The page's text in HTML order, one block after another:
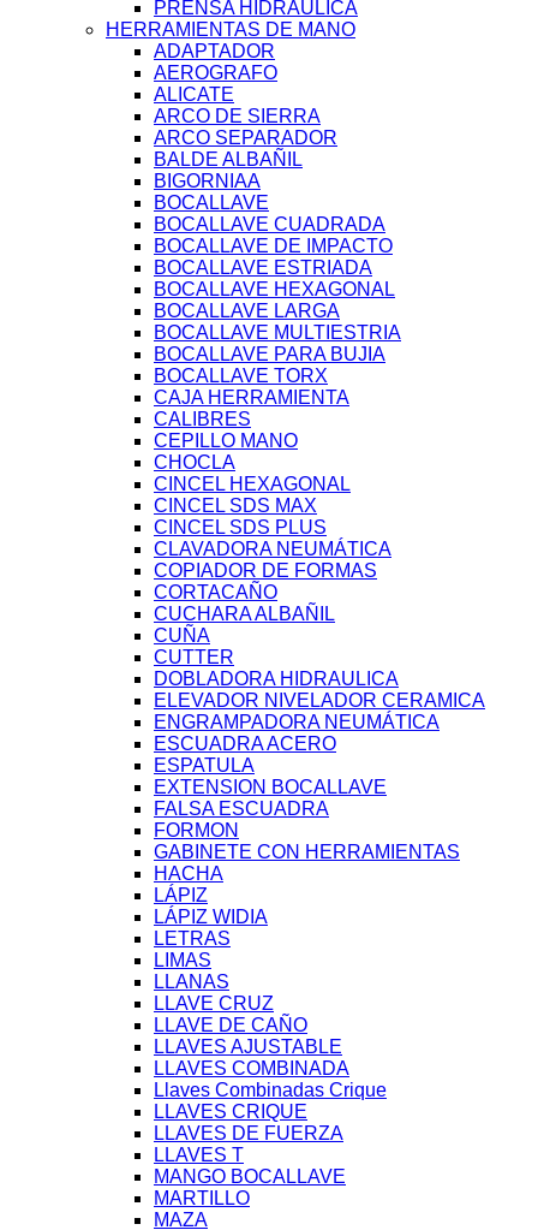
PRENSA HIDRAULICA
HERRAMIENTAS DE MANO
ADAPTADOR
AEROGRAFO
ALICATE
ARCO DE SIERRA
ARCO SEPARADOR
BALDE ALBAÑIL
BIGORNIAA
BOCALLAVE
BOCALLAVE CUADRADA
BOCALLAVE DE IMPACTO
BOCALLAVE ESTRIADA
BOCALLAVE HEXAGONAL
BOCALLAVE LARGA
BOCALLAVE MULTIESTRIA
BOCALLAVE PARA BUJIA
BOCALLAVE TORX
CAJA HERRAMIENTA
CALIBRES
CEPILLO MANO
CHOCLA
CINCEL HEXAGONAL
CINCEL SDS MAX
CINCEL SDS PLUS
CLAVADORA NEUMÁTICA
COPIADOR DE FORMAS
CORTACAÑO
CUCHARA ALBAÑIL
CUÑA
CUTTER
DOBLADORA HIDRAULICA
ELEVADOR NIVELADOR CERAMICA
ENGRAMPADORA NEUMÁTICA
ESCUADRA ACERO
ESPATULA
EXTENSION BOCALLAVE
FALSA ESCUADRA
FORMON
GABINETE CON HERRAMIENTAS
HACHA
LÁPIZ
LÁPIZ WIDIA
LETRAS
LIMAS
LLANAS
LLAVE CRUZ
LLAVE DE CAÑO
LLAVES AJUSTABLE
LLAVES COMBINADA
Llaves Combinadas Crique
LLAVES CRIQUE
LLAVES DE FUERZA
LLAVES T
MANGO BOCALLAVE
MARTILLO
MAZA